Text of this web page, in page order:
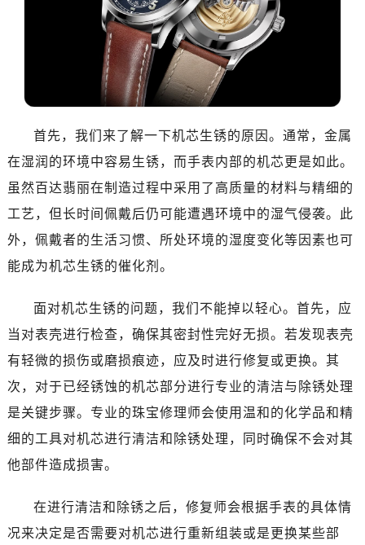
首先，我们来了解一下机芯生锈的原因。通常，金属
在湿润的环境中容易生锈，而手表内部的机芯更是如此。
虽然百达翡丽在制造过程中采用了高质量的材料与精细的
工艺，但长时间佩戴后仍可能遭遇环境中的湿气侵袭。此
外，佩戴者的生活习惯、所处环境的湿度变化等因素也可
能成为机芯生锈的催化剂。
面对机芯生锈的问题，我们不能掉以轻心。首先，应
当对表壳进行检查，确保其密封性完好无损。若发现表壳
有轻微的损伤或磨损痕迹，应及时进行修复或更换。其
次，对于已经锈蚀的机芯部分进行专业的清洁与除锈处理
是关键步骤。专业的珠宝修理师会使用温和的化学品和精
细的工具对机芯进行清洁和除锈处理，同时确保不会对其
他部件造成损害。
在进行清洁和除锈之后，修复师会根据手表的具体情
况来决定是否需要对机芯进行重新组装或是更换某些部